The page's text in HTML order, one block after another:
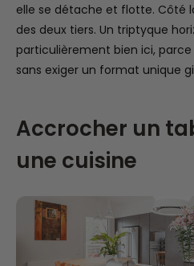
elle se détache et flotte. Côté
des deux tiers. Un triptyque
particulièrement bien ici,
sans exiger un format unique
Accrocher un
une cuisine